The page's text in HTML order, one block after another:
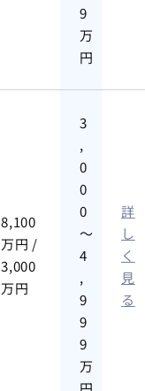
9
万
円
8,100
万円 /
3,000
万円
3
,
0
0
0
～
4
,
9
9
9
万
詳
し
く
見
る